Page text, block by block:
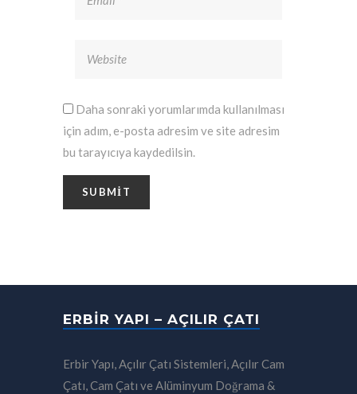
Daha sonraki yorumlarımda kullanılması
için adım, e-posta adresim ve site adresim
bu tarayıcıya kaydedilsin.
ERBIR YAPI – AÇILIR ÇATI
Erbir Yapı, Açılır Çatı Sistemleri, Açılır Cam
Çatı, Cam Çatı ve Alüminyum Doğrama &